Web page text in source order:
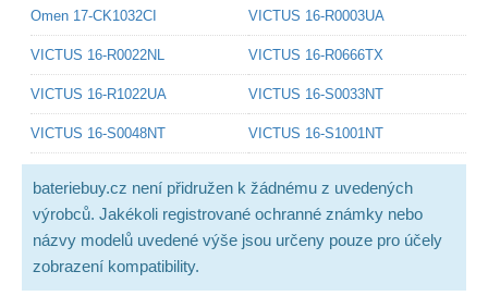
Omen 17-CK1032CI VICTUS 16-R0003UA
VICTUS 16-R0022NL VICTUS 16-R0666TX
VICTUS 16-R1022UA VICTUS 16-S0033NT
VICTUS 16-S0048NT VICTUS 16-S1001NT
bateriebuy.cz není přidružen k žádnému z uvedených
výrobců. Jakékoli registrované ochranné známky nebo
názvy modelů uvedené výše jsou určeny pouze pro účely
zobrazení kompatibility.